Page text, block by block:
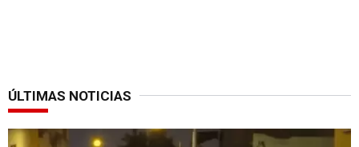
ÚLTIMAS NOTICIAS